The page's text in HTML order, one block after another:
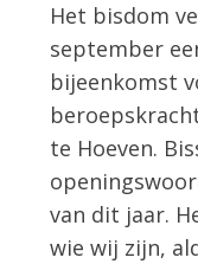
Het bisdom
september
bijeenkomst
te Hoeven.
van dit jaar.
wie wij zijn,